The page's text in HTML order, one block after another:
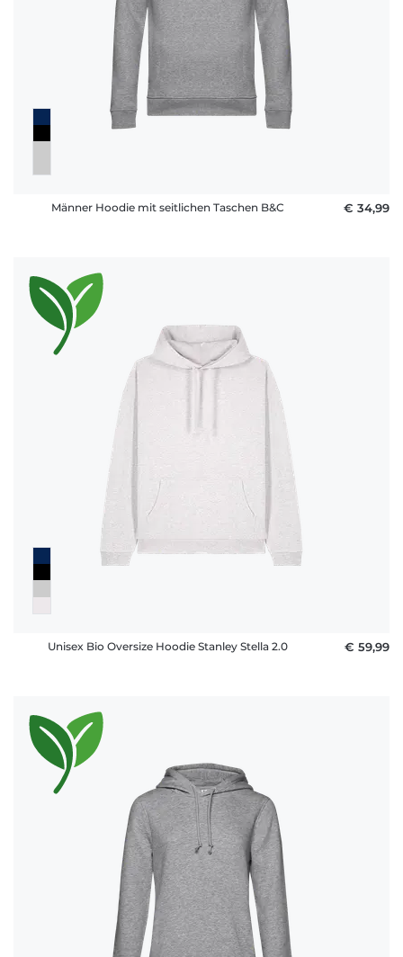
Männer Hoodie mit seitlichen Taschen B&C € 34,99
Unisex Bio Oversize Hoodie Stanley Stella 2.0 € 59,99